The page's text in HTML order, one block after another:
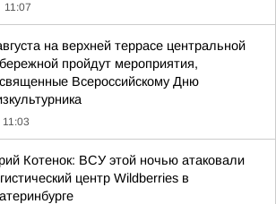
11:07
на верхней террасе центральной
пройдут мероприятия,
Всероссийскому Дню
11:03
Котенок: ВСУ этой ночью атаковали
центр Wildberries в